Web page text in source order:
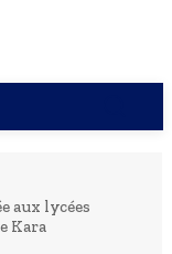
aux lycées
Kara